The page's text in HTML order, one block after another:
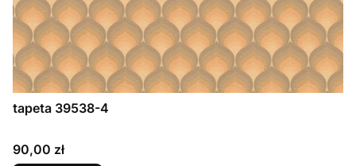
tapeta 39538-4
Cena
90,00 zł